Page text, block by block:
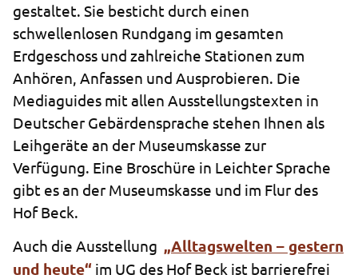
gestaltet. Sie besticht durch einen
schwellenlosen Rundgang im gesamten
Erdgeschoss und zahlreiche Stationen zum
Anhören, Anfassen und Ausprobieren. Die
Mediaguides mit allen Ausstellungstexten in
Deutscher Gebärdensprache stehen Ihnen als
Leihgeräte an der Museumskasse zur
Verfügung. Eine Broschüre in Leichter Sprache
gibt es an der Museumskasse und im Flur des
Hof Beck.
Auch die Ausstellung „Alltagswelten – gestern
und heute“ im UG des Hof Beck ist barrierefrei